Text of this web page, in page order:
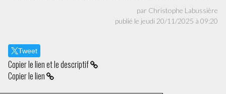
par Christophe Labussière
publié le jeudi 20/11/2025 à 09:20
Tweet
Copier le lien et le descriptif
Copier le lien